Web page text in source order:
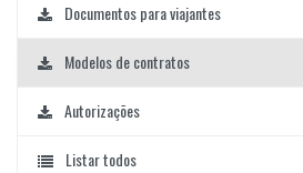
Documentos para viajantes
Modelos de contratos
Autorizações
Listar todos